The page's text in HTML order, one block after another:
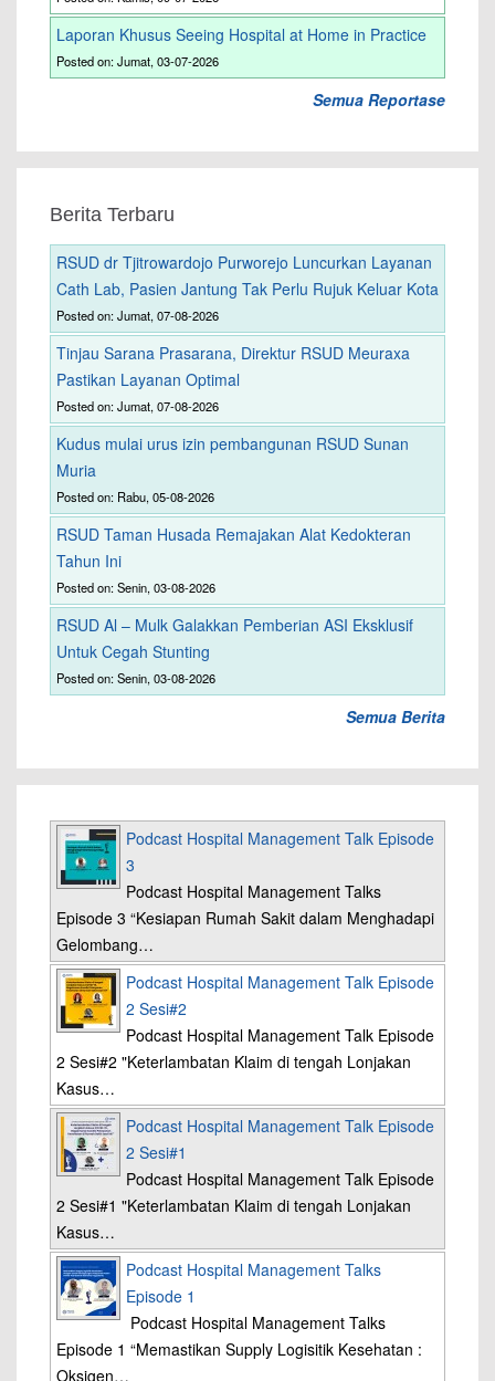
Laporan Khusus Seeing Hospital at Home in Practice
Posted on: Jumat, 03-07-2026
Semua Reportase
Berita Terbaru
RSUD dr Tjitrowardojo Purworejo Luncurkan Layanan
Cath Lab, Pasien Jantung Tak Perlu Rujuk Keluar Kota
Posted on: Jumat, 07-08-2026
Tinjau Sarana Prasarana, Direktur RSUD Meuraxa
Pastikan Layanan Optimal
Posted on: Jumat, 07-08-2026
Kudus mulai urus izin pembangunan RSUD Sunan
Muria
Posted on: Rabu, 05-08-2026
RSUD Taman Husada Remajakan Alat Kedokteran
Tahun Ini
Posted on: Senin, 03-08-2026
RSUD Al – Mulk Galakkan Pemberian ASI Eksklusif
Untuk Cegah Stunting
Posted on: Senin, 03-08-2026
Semua Berita
Podcast Hospital Management Talk Episode
3
Podcast Hospital Management Talks
Episode 3 “Kesiapan Rumah Sakit dalam Menghadapi
Gelombang…
Podcast Hospital Management Talk Episode
2 Sesi#2
Podcast Hospital Management Talk Episode
2 Sesi#2 "Keterlambatan Klaim di tengah Lonjakan
Kasus…
Podcast Hospital Management Talk Episode
2 Sesi#1
Podcast Hospital Management Talk Episode
2 Sesi#1 "Keterlambatan Klaim di tengah Lonjakan
Kasus…
Podcast Hospital Management Talks
Episode 1
Podcast Hospital Management Talks
Episode 1 “Memastikan Supply Logisitik Kesehatan :
Oksigen…